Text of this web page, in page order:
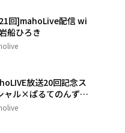
回]mahoLive配信 wi
船ひろき
放送20回記念ス
ャル×ぱるてのんず2
記念×カリスマ生誕祭